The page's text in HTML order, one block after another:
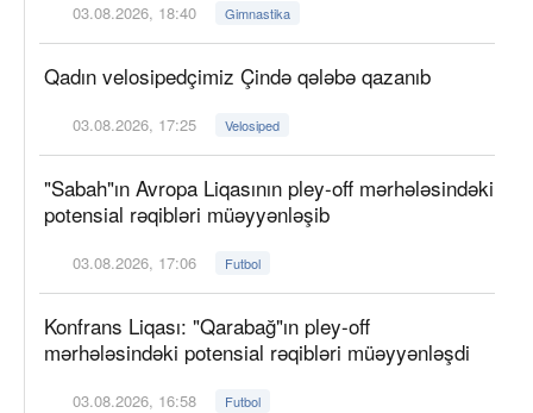
03.08.2026, 18:40 Gimnastika
Qadın velosipedçimiz Çində qələbə qazanıb
03.08.2026, 17:25 Velosiped
"Sabah"ın Avropa Liqasının pley-off mərhələsindəki
potensial rəqibləri müəyyənləşib
03.08.2026, 17:06 Futbol
Konfrans Liqası: "Qarabağ"ın pley-off
mərhələsindəki potensial rəqibləri müəyyənləşdi
03.08.2026, 16:58 Futbol